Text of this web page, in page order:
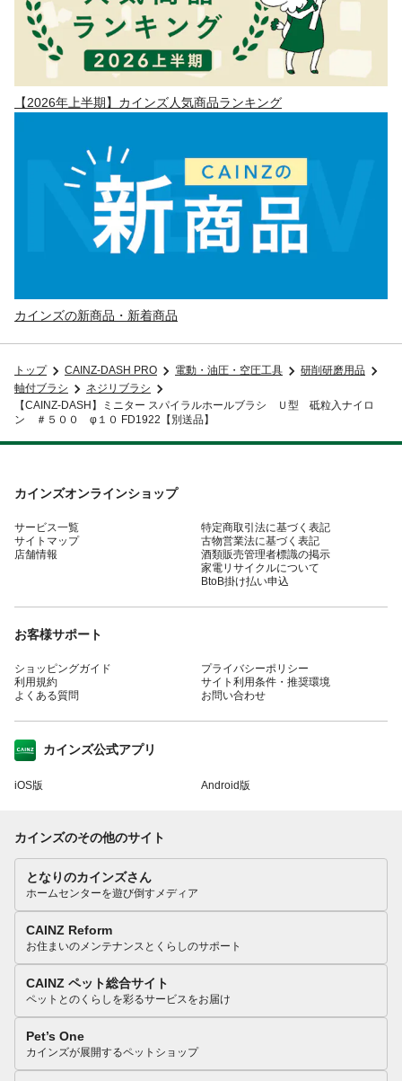
【2026年上半期】カインズ人気商品ランキング
カインズの新商品・新着商品
トップ CAINZ-DASH PRO 電動・油圧・空圧工具
研削研磨用品
軸付ブラシ
ネジリブラシ
【CAINZ-DASH】ミニター スパイラルホールブラシ Ｕ型 砥粒入ナイロ
ン ＃５００ φ１０ FD1922【別送品】
カインズオンラインショップ
サービス一覧
サイトマップ
店舗情報
特定商取引法に基づく表記
古物営業法に基づく表記
酒類販売管理者標識の掲示
家電リサイクルについて
BtoB掛け払い申込
お客様サポート
ショッピングガイド
利用規約
よくある質問
プライバシーポリシー
サイト利用条件・推奨環境
お問い合わせ
カインズ公式アプリ
iOS版 Android版
カインズのその他のサイト
となりのカインズさん
ホームセンターを遊び倒すメディア
CAINZ Reform
お住まいのメンテナンスとくらしのサポート
CAINZ ペット総合サイト
ペットとのくらしを彩るサービスをお届け
Pet’s One
カインズが展開するペットショップ